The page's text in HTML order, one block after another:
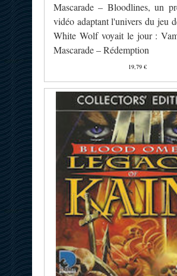
Mascarade – Bloodlines, un
vidéo adaptant l'univers du jeu
White Wolf voyait le jour :
Mascarade – Rédemption
19,79 €